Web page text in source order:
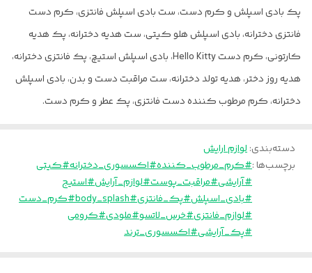
پک بادی اسپلش و کرم دست، ست بادی اسپلش فانتزی، کرم دست
فانتزی دخترانه، بادی اسپلش هلو کیتی، ست هدیه دخترانه، پک هدیه
کارتونی، کرم دست Hello Kitty، بادی اسپلش استیچ، پک فانتزی دخترانه،
هدیه روز دختر، هدیه تولد دخترانه، ست مراقبت دست و بدن، بادی اسپلش
دخترانه، کرم مرطوب کننده دست فانتزی، پک عطر و کرم دست.
دسته‌بندی:لوازم ارایش
برچسب‌ها :#کرم_مرطوب_کننده#اکسسوری_دخترانه#کیتی
#آرایشی#مراقبت_پوست#لوازم_آرایش#استیج
#بادی_اسپلش#پک_فانتزی#body_splash
#کرم_دست
#لوازم_فانتزی#خرس_لاتسو#ملودی#کرومی
#پک_آرایشی#اکسسوری_ترند